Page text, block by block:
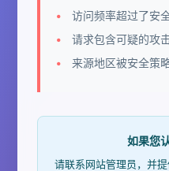
访问频率超过了安
请求包含可疑的攻
来源地区被安全策
如果您
请联系网站管理员，并